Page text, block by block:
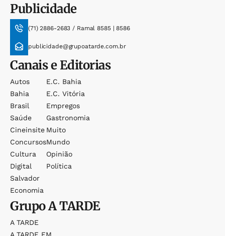
Publicidade
(71) 2886-2683 / Ramal 8585 | 8586
publicidade@grupoatarde.com.br
Canais e Editorias
Autos
Bahia
Brasil
Saúde
Cineinsite
Concursos
Cultura
Digital
Salvador
Economia
E.c. Bahia
E.c. Vitória
Empregos
Gastronomia
Muito
Mundo
Opinião
Política
GrupoA TARDE
A TARDE
A TARDE FM